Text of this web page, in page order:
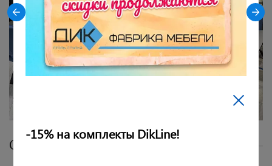
Сборка - фото и видеоинструкции
-15% на комплекты DikLine!